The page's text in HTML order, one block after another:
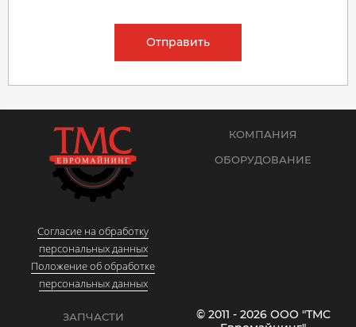
Отправить
Согласие на обработку
персональных данных
Положение об обработке
персональных данных
КОМПАНИЯ
ОБОРУДОВАНИЕ
ЗАПЧАСТИ
© 2011 - 2026 ООО "ТМС